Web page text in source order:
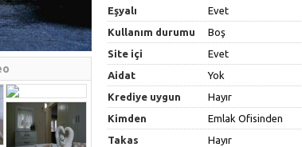
Eşyalı
Evet
Kullanım durumu
Boş
Site içi
Evet
Aidat
Yok
Krediye uygun
Hayır
Kimden
Emlak Ofisinden
Takas
Hayır